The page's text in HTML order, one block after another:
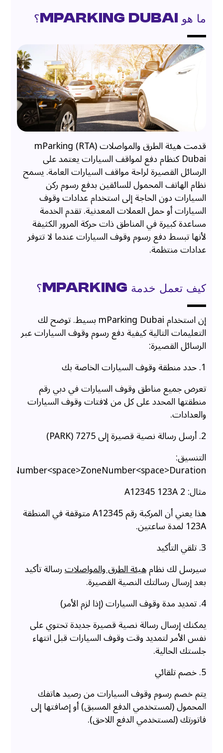
ما هو mParking Dubai؟
قدمت هيئة الطرق والمواصلات (RTA) mParking
Dubai كنظام دفع لمواقف السيارات يعتمد على
الرسائل القصيرة لراحة مواقف السيارات العامة. يسمح
نظام الهاتف المحمول للسائقين بدفع رسوم ركن
السيارات دون الحاجة إلى استخدام عدادات وقوف
السيارات أو حمل العملات المعدنية. تقدم الخدمة
مساعدة كبيرة في المناطق ذات حركة المرور الكثيفة
لأنها تبسط دفع رسوم وقوف السيارات عندما لا تتوفر
عدادات منتظمة.
كيف تعمل خدمة mParking؟
إن استخدام mParking Dubai بسيط. توضح لك
التعليمات التالية كيفية دفع رسوم وقوف السيارات عبر
الرسائل القصيرة:
1. حدد منطقة وقوف السيارات الخاصة بك
تعرض جميع مناطق وقوف السيارات في دبي رقم
منطقتها المحدد على كل من لافتات وقوف السيارات
والعدادات.
2. أرسل رسالة نصية قصيرة إلى 7275 (PARK)
التنسيق:
مثال: A12345 123A 2
هذا يعني أن المركبة رقم A12345 متوقفة في المنطقة
123A لمدة ساعتين.
3. تلقي التأكيد
سيرسل لك نظامهيئة الطرق والمواصلاترسالة تأكيد
بعد إرسال رسالتك النصية القصيرة.
4. تمديد مدة وقوف السيارات (إذا لزم الأمر)
يمكنك إرسال رسالة نصية قصيرة جديدة تحتوي على
نفس الأمر لتمديد وقت وقوف السيارات قبل انتهاء
جلستك الحالية.
5. خصم تلقائي
يتم خصم رسوم وقوف السيارات من رصيد هاتفك
المحمول (لمستخدمي الدفع المسبق) أو إضافتها إلى
فاتورتك (لمستخدمي الدفع اللاحق).